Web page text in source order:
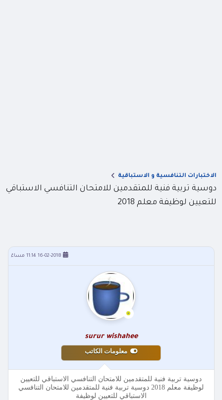
الاختبارات التنافسية و الاستباقية
دوسية تربية فنية للمتقدمين للامتحان التنافسي الاستباقي
للتعيين لوظيفة معلم 2018
16-02-2018 11:14 مساءً
surur wishahee
معلومات الكاتب
دوسية تربية فنية للمتقدمين للامتحان التنافسي الاستباقي للتعيين
لوظيفة معلم 2018 دوسية تربية فنية للمتقدمين للامتحان التنافسي
الاستباقي للتعيين لوظيفة